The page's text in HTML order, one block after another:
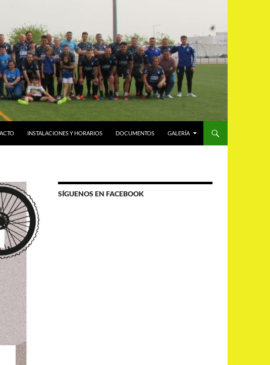
INSTALACIONES Y HORARIOS DOCUMENTOS GALERÍA
SÍGUENOS EN FACEBOOK